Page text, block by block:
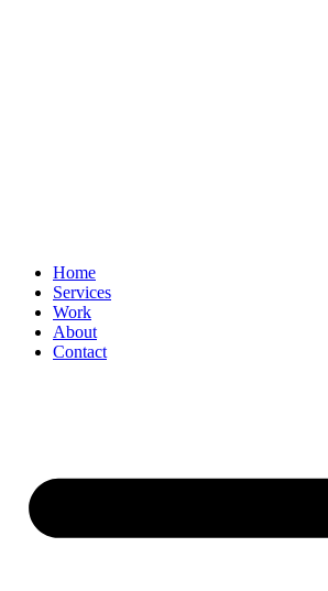
Home
Services
Work
About
Contact